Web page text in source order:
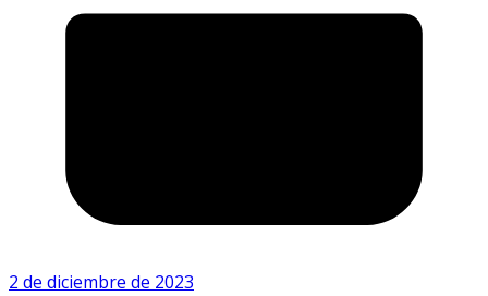
2 de diciembre de 2023